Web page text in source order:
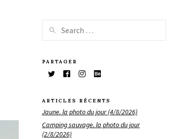
PARTAGER
ARTICLES RÉCENTS
Jaune. la photo du jour (4/8/2026)
Camping sauvage. la photo du jour
(2/8/2026)